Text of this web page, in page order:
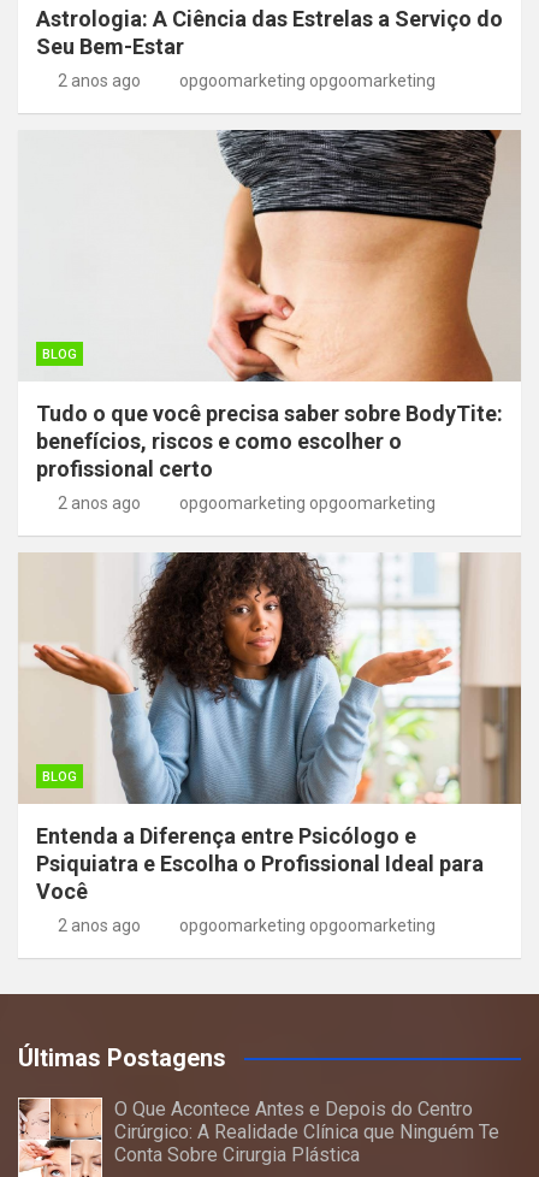
Astrologia: A Ciência das Estrelas a Serviço do
Seu Bem-Estar
2 anos ago opgoomarketing opgoomarketing
BLOG
Tudo o que você precisa saber sobre BodyTite:
benefícios, riscos e como escolher o
profissional certo
2 anos ago opgoomarketing opgoomarketing
BLOG
Entenda a Diferença entre Psicólogo e
Psiquiatra e Escolha o Profissional Ideal para
Você
2 anos ago opgoomarketing opgoomarketing
Últimas Postagens
O Que Acontece Antes e Depois do Centro
Cirúrgico: A Realidade Clínica que Ninguém Te
Conta Sobre Cirurgia Plástica